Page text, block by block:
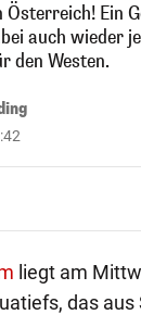
Ein
auch wieder
den Westen.
liegt am
das